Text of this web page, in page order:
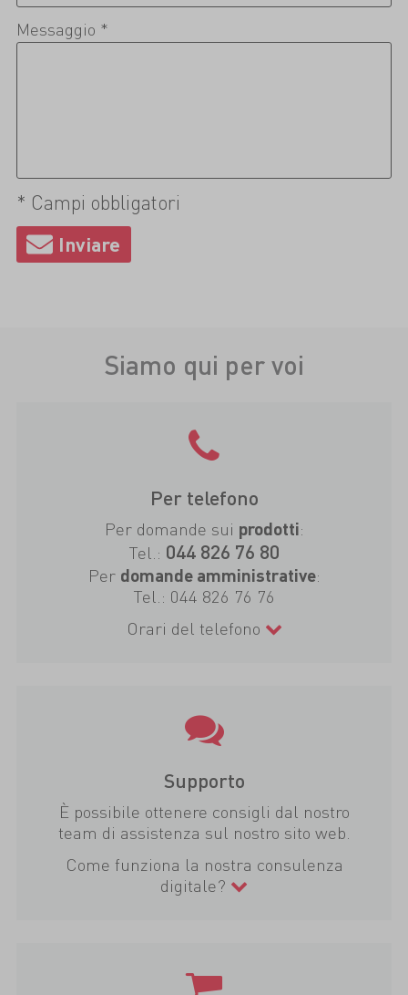
Messaggio *
* Campi obbligatori
Siamo qui per voi
Per telefono
Per domande sui prodotti:
Tel.: 044 826 76 80
Per domande amministrative:
Tel.: 044 826 76 76
Orari del telefono
Supporto
È possibile ottenere consigli dal nostro
team di assistenza sul nostro sito web.
Come funziona la nostra consulenza
digitale?